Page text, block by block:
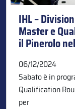
IHL –
Master e
il Pinerolo
06/12/2024
Sabato è in
Qualification
per